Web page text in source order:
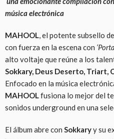
música electrónica
MAHOOL, el potente subsello de
con fuerza en la escena con
alto voltaje que reúne a los
Sokkary, Deus Deserto, Triart,
Enfocado en la música
MAHOOLfusiona lo mejor del
sonidos underground en una
El álbum abre con Sokkaryy su